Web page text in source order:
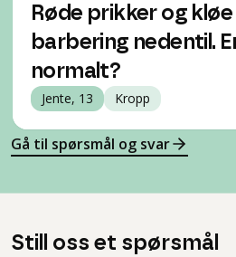
Røde prikker og
barbering nedentil.
normalt?
Jente, 13 Kropp
Gå til spørsmål og svar
Still oss et spørsmål